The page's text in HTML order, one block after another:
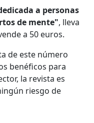
a personas
de mente", lleva
a 50 euros.
de este número
benéficos para
la revista es
riesgo de